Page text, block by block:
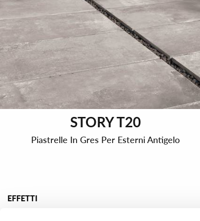
STORY T20
Piastrelle In Gres Per Esterni Antigelo
EFFETTI